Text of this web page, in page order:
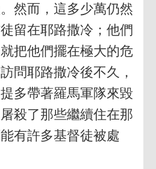
然而，這多少萬仍然
留在耶路撒冷；他們
把他們擺在極大的危
問耶路撒冷後不久，
多帶著羅馬軍隊來毀
殺了那些繼續住在那
有許多基督徒被處